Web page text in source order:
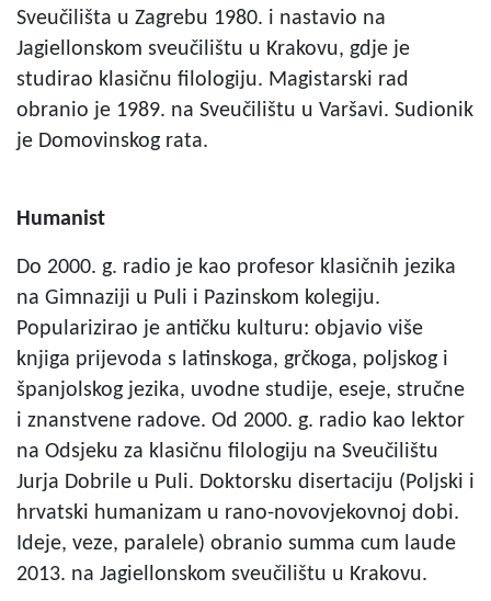
Sveučilišta u Zagrebu 1980. i nastavio na
Jagiellonskom sveučilištu u Krakovu, gdje je
studirao klasičnu filologiju. Magistarski rad
obranio je 1989. na Sveučilištu u Varšavi. Sudionik
je Domovinskog rata.
Humanist
Do 2000. g. radio je kao profesor klasičnih jezika
na Gimnaziji u Puli i Pazinskom kolegiju.
Popularizirao je antičku kulturu: objavio više
knjiga prijevoda s latinskoga, grčkoga, poljskog i
španjolskog jezika, uvodne studije, eseje, stručne
i znanstvene radove. Od 2000. g. radio kao lektor
na Odsjeku za klasičnu filologiju na Sveučilištu
Jurja Dobrile u Puli. Doktorsku disertaciju (Poljski i
hrvatski humanizam u rano-novovjekovnoj dobi.
Ideje, veze, paralele) obranio summa cum laude
2013. na Jagiellonskom sveučilištu u Krakovu.